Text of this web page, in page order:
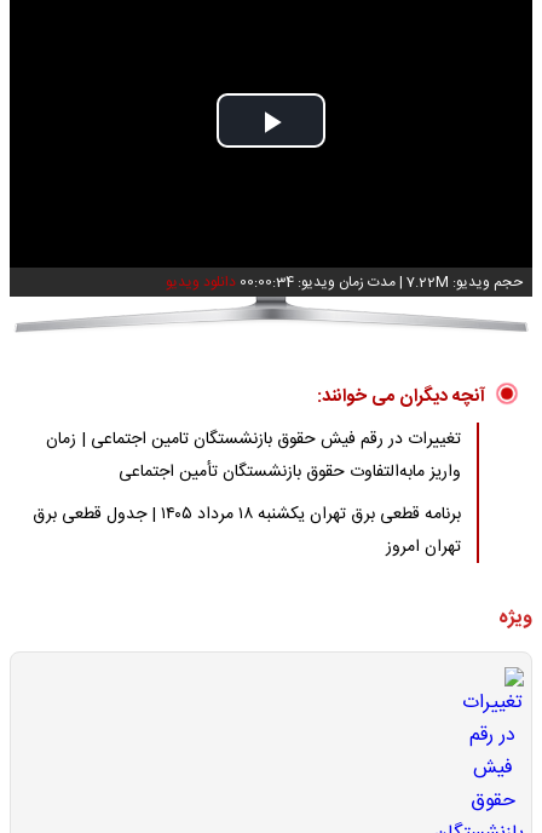
Play
حجم ویدیو: 7.22M |مدت زمان ویدیو: 00:00:34 دانلود ویدیو
آنچه دیگران می خوانند:
تغییرات در رقم فیش حقوق بازنشستگان تامین اجتماعی | زمان
واریز مابه‌التفاوت حقوق بازنشستگان تأمین اجتماعی
برنامه قطعی برق تهران یکشنبه ۱۸ مرداد ۱۴۰۵ | جدول قطعی برق
تهران امروز
ویژه